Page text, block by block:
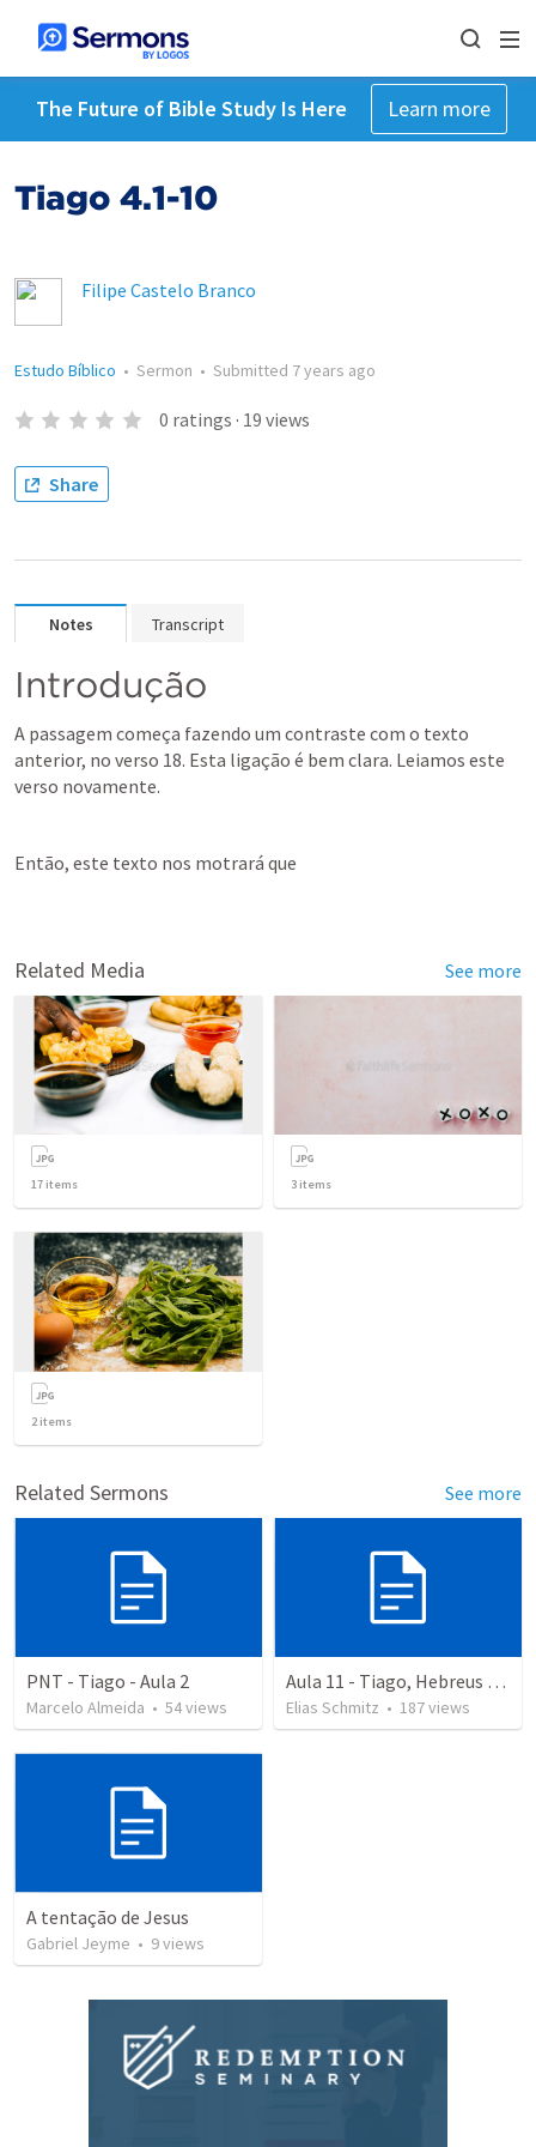
The Future of Bible Study Is Here Learn more
Tiago 4.1-10
Filipe Castelo Branco
Estudo Bíblico • Sermon • Submitted 7 years ago
0 ratings · 19 views
Share
Notes Transcript
Introdução
A passagem começa fazendo um contraste com o texto
anterior, no verso 18. Esta ligação é bem clara. Leiamos este
verso novamente.
Então, este texto nos motrará que
Related Media See more
17 items 3 items
2items
Related Sermons See more
PNT - Tiago - Aula 2
Marcelo Almeida • 54views
Aula 11 - Tiago, Hebreus e 1 Pedro
Elias Schmitz • 187views
A tentação de Jesus
Gabriel Jeyme • 9views